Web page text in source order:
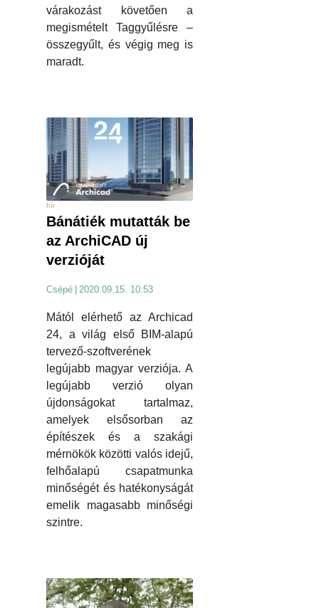
várakozást követően a
megismételt Taggyűlésre –
összegyűlt, és végig meg is
maradt.
hír
Bánátiék mutatták be
az ArchiCAD új
verzióját
Csépé 2020.09.15. 10:53
Mától elérhető az Archicad
24, a világ első BIM-alapú
tervező-szoftverének
legújabb magyar verziója. A
legújabb verzió olyan
újdonságokat tartalmaz,
amelyek elsősorban az
építészek és a szakági
mérnökök közötti valós idejű,
felhőalapú csapatmunka
minőségét és hatékonyságát
emelik magasabb minőségi
szintre.